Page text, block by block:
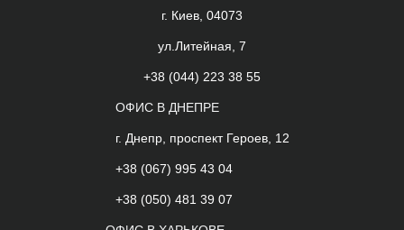
г. Киев, 04073
ул.Литейная, 7
+38 (044) 223 38 55
ОФИС В ДНЕПРЕ
г. Днепр, проспект Героев, 12
+38 (067) 995 43 04
+38 (050) 481 39 07